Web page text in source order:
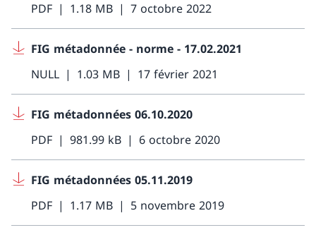
PDF
1.18 MB 7 octobre 2022
FIG métadonnée - norme - 17.02.2021
NULL
1.03 MB 17 février 2021
FIG métadonnées 06.10.2020
PDF
981.99 kB 6 octobre 2020
FIG métadonnées 05.11.2019
PDF
1.17 MB 5 novembre 2019